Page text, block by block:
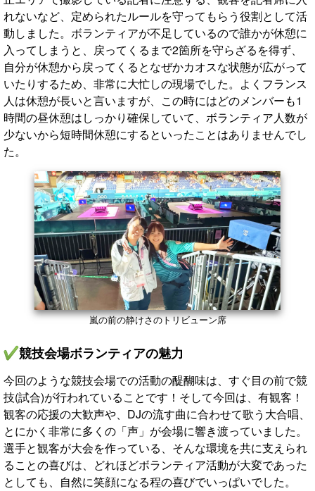
れないなど、定められたルールを守ってもらう役割として活
動しました。ボランティアが不足しているので誰かが休憩に
入ってしまうと、戻ってくるまで2箇所を守らざるを得ず、
自分が休憩から戻ってくるとなぜかカオスな状態が広がって
いたりするため、非常に大忙しの現場でした。よくフランス
人は休憩が長いと言いますが、この時にはどのメンバーも1
時間の昼休憩はしっかり確保していて、ボランティア人数が
少ないから短時間休憩にするといったことはありませんでし
た。
嵐の前の静けさのトリビューン席
競技会場ボランティアの魅力
今回のような競技会場での活動の醍醐味は、すぐ目の前で競
技(試合)が行われていることです！そして今回は、有観客！
観客の応援の大歓声や、DJの流す曲に合わせて歌う大合唱、
とにかく非常に多くの「声」が会場に響き渡っていました。
選手と観客が大会を作っている、そんな環境を共に支えられ
ることの喜びは、どれほどボランティア活動が大変であった
としても、自然に笑顔になる程の喜びでいっぱいでした。